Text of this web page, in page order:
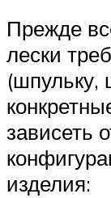
Прежде
лески
зависеть
изделия: